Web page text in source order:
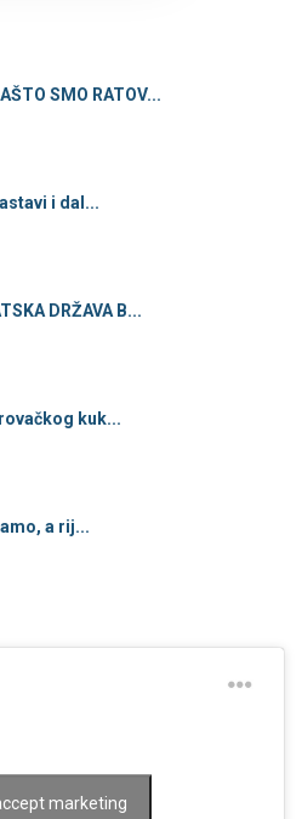
SMO RATOV...
i dal...
DRŽAVA B...
kuk...
a rij...
marketing